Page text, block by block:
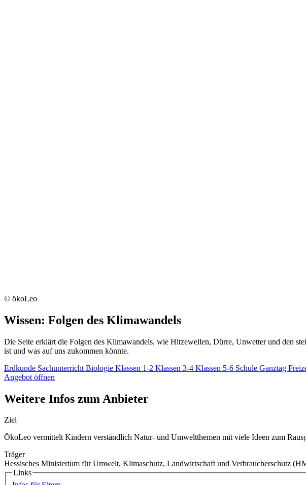
© ökoLeo
Wissen: Folgen des Klimawandels
Die Seite erklärt die Folgen des Klimawandels, wie Hitzewellen, Dürre, Unwetter und den
ist und was auf uns zukommen könnte.
Erdkunde Sachunterricht Biologie Klassen 1-2 Klassen 3-4 Klassen 5-6 Schule Ganztag
Angebot öffnen
Weitere Infos zum Anbieter
Ziel
ÖkoLeo vermittelt Kindern verständlich Natur- und Umweltthemen mit viele Ideen zum
Träger
Hessisches Ministerium für Umwelt, Klimaschutz, Landwirtschaft und Verbraucherschutz
Links